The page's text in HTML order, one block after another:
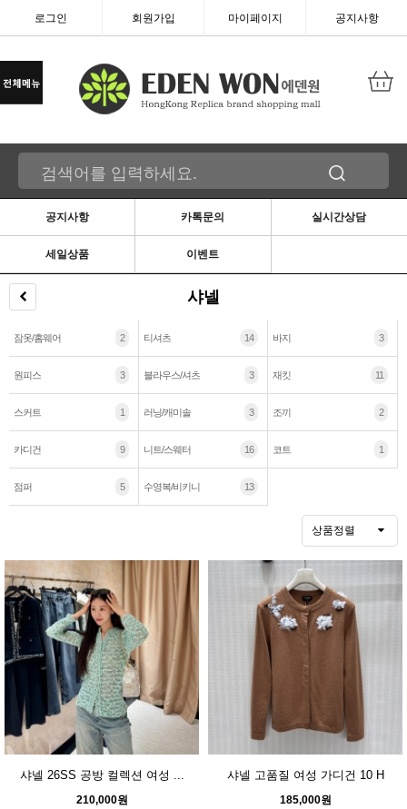
로그인 회원가입 마이페이지 공지사항
공지사항 카톡문의 실시간상담
세일상품 이벤트
샤넬
잠옷/홈웨어 2 티셔츠 14 바지 3
원피스 3 블라우스/셔츠 3 재킷 11
스커트 1 러닝/캐미솔 3 조끼 2
카디건 9 니트/스웨터 16 코트 1
점퍼 5 수영복/비키니 13
상품정렬
샤넬 26SS 공방 컬렉션 여성 ...
210,000원
샤넬 고품질 여성 가디건 10 H
185,000원